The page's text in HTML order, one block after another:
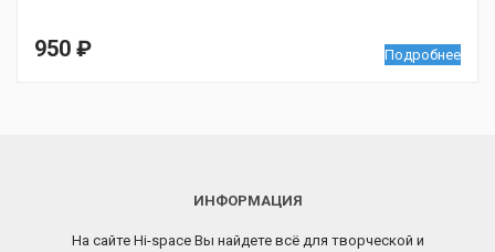
950 ₽ Подробнее
ИНФОРМАЦИЯ
На сайте Hi-space Вы найдете всё для творческой и